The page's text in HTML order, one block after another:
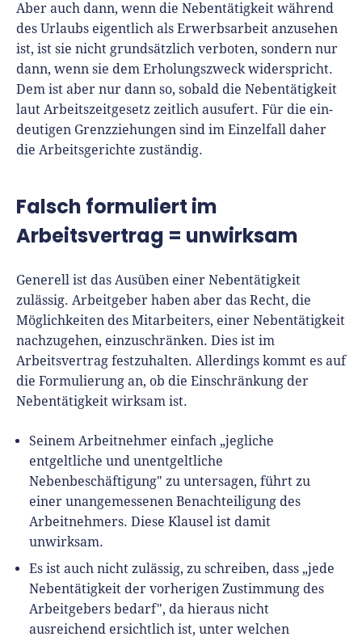
Aber auch dann, wenn die Nebentätigkeit während
des Ur­laubs eigentlich als Er­werbs­ar­beit an­zu­se­hen
ist, ist sie nicht grundsätzlich verboten, son­dern nur
dann, wenn sie dem Er­ho­lungs­zweck wi­der­spricht.
Dem ist aber nur dann so, sobald die Nebentätig­kei­t
laut Arbeitszeitgesetz zeitlich aus­ufert. Für die ein­
deu­ti­gen Gren­zziehungen sind im Einzelfall daher
die Ar­beits­ge­rich­te zuständig.
Falsch formuliert im
Arbeitsvertrag = unwirksam
Generell ist das Ausüben einer Nebentätigkeit
zulässig. Arbeitgeber haben aber das Recht, die
Möglichkeiten des Mitarbeiters, einer Nebentätigkeit
nachzugehen, einzuschränken. Dies ist im
Arbeitsvertrag festzuhalten. Allerdings kommt es auf
die Formulierung an, ob die Einschränkung der
Nebentätigkeit wirksam ist.
Seinem Arbeitnehmer einfach „jegliche
entgeltliche und unentgeltliche
Nebenbeschäftigung" zu untersagen, führt zu
einer unangemessenen Benachteiligung des
Arbeitnehmers. Diese Klausel ist damit
unwirksam.
Es ist auch nicht zulässig, zu schreiben, dass „jede
Nebentätigkeit der vorherigen Zustimmung des
Arbeitgebers bedarf", da hieraus nicht
ausreichend ersichtlich ist, unter welchen